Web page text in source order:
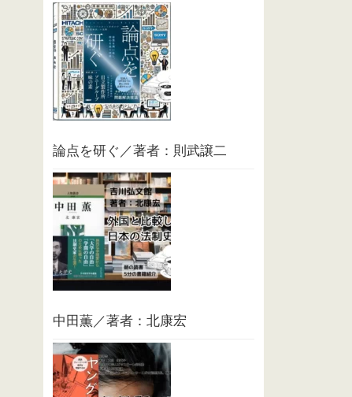
論点を研ぐ／著者：則武譲二
中田薫／著者：北康宏